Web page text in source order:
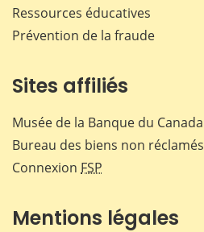
Ressources éducatives
Prévention de la fraude
Sites affiliés
Musée de la Banque du Canada
Bureau des biens non réclamés
Connexion FSP
Mentions légales